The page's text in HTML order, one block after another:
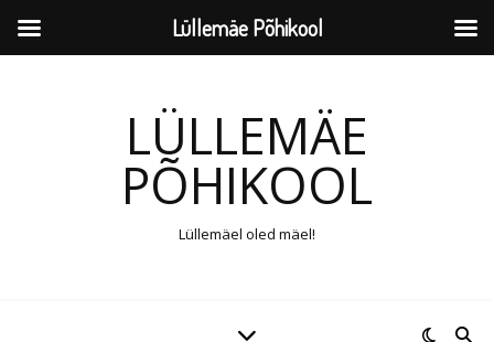
LÜLLEMÄE
PÕHIKOOL
Lüllemäel oled mäel!
Lüllemäe Põhikool